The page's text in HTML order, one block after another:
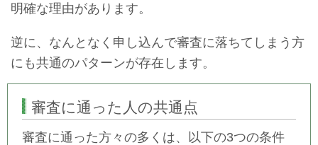
明確な理由があります。
逆に、なんとなく申し込んで審査に落ちてしまう方
にも共通のパターンが存在します。
審査に通った人の共通点
審査に通った方々の多くは、以下の3つの条件